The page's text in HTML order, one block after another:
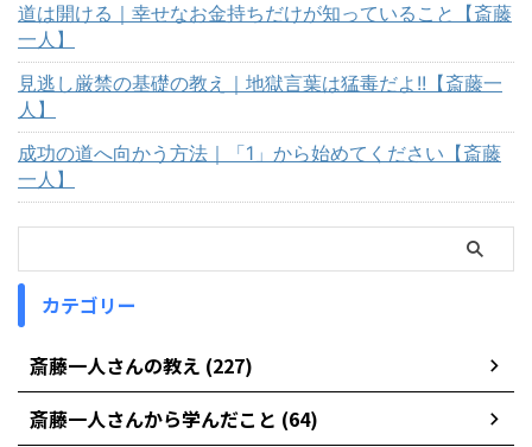
道は開ける｜幸せなお金持ちだけが知っていること【斎藤
一人】
見逃し厳禁の基礎の教え｜地獄言葉は猛毒だよ!!【斎藤一
人】
成功の道へ向かう方法｜「1」から始めてください【斎藤
一人】
カテゴリー
斎藤一人さんの教え (227)
斎藤一人さんから学んだこと (64)